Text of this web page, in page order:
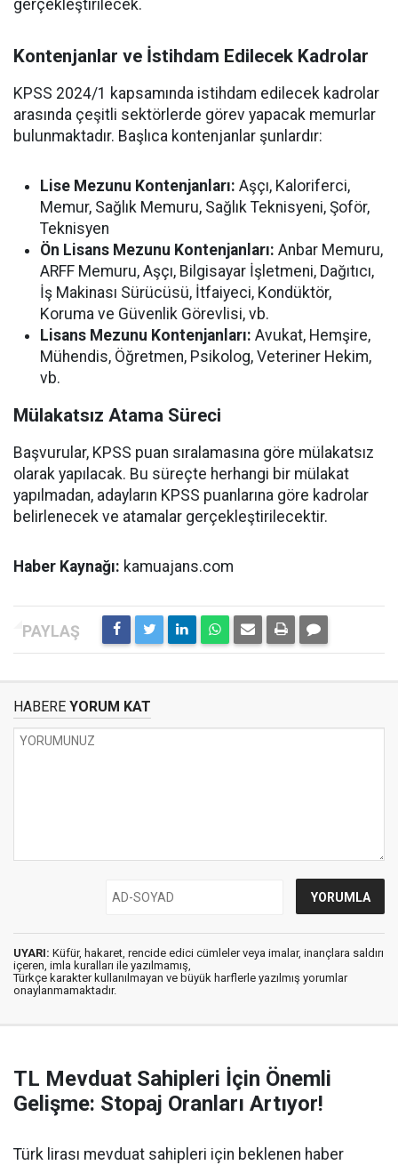
gerçekleştirilecek.
Kontenjanlar ve İstihdam Edilecek Kadrolar
KPSS 2024/1 kapsamında istihdam edilecek kadrolar
arasında çeşitli sektörlerde görev yapacak memurlar
bulunmaktadır. Başlıca kontenjanlar şunlardır:
Lise Mezunu Kontenjanları: Aşçı, Kaloriferci,
Memur, Sağlık Memuru, Sağlık Teknisyeni, Şoför,
Teknisyen
Ön Lisans Mezunu Kontenjanları: Anbar Memuru,
ARFF Memuru, Aşçı, Bilgisayar İşletmeni, Dağıtıcı,
İş Makinası Sürücüsü, İtfaiyeci, Kondüktör,
Koruma ve Güvenlik Görevlisi, vb.
Lisans Mezunu Kontenjanları: Avukat, Hemşire,
Mühendis, Öğretmen, Psikolog, Veteriner Hekim,
vb.
Mülakatsız Atama Süreci
Başvurular, KPSS puan sıralamasına göre mülakatsız
olarak yapılacak. Bu süreçte herhangi bir mülakat
yapılmadan, adayların KPSS puanlarına göre kadrolar
belirlenecek ve atamalar gerçekleştirilecektir.
Haber Kaynağı: kamuajans.com
HABERE YORUM KAT
UYARI: Küfür, hakaret, rencide edici cümleler veya imalar, inançlara saldırı
içeren, imla kuralları ile yazılmamış,
Türkçe karakter kullanılmayan ve büyük harflerle yazılmış yorumlar
onaylanmamaktadır.
TL Mevduat Sahipleri İçin Önemli
Gelişme: Stopaj Oranları Artıyor!
Türk lirası mevduat sahipleri için beklenen haber